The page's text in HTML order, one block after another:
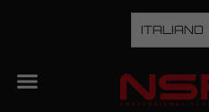
ITALIANO